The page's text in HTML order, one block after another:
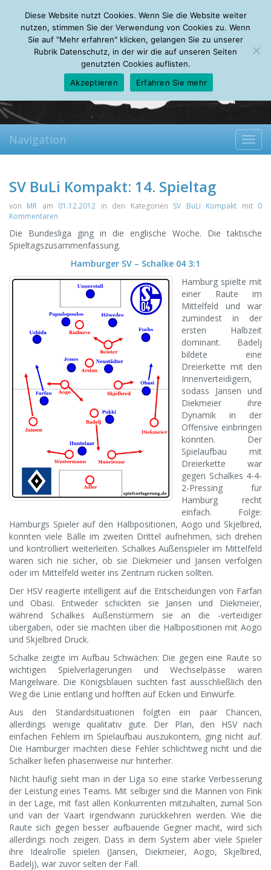
Monday, 10.08.2026
Mein Account
About Autoren Leseempfehlungen FAQ
Navigation
SV BuLi Kompakt: 14. Spieltag
von MR am 01.12.2012 in den Kategorien SV BuLi Kompakt mit 0
Kommentaren
Die Bundesliga ging in die englische Woche. Die taktische
Spieltagszusammenfassung.
Hamburger SV – Schalke 04 3:1
Hamburg spielte mit
einer Raute im
Mittelfeld und war
zumindest in der
ersten Halbzeit
dominant. Badelj
bildete eine
Dreierkette mit den
Innenverteidigern,
sodass Jansen und
Diekmeier ihre
Dynamik in der
Offensive einbringen
konnten. Der
Spielaufbau mit
Dreierkette war
gegen Schalkes 4-4-
2-Pressing für
Hamburg recht
einfach. Folge:
Hamburgs Spieler auf den Halbpositionen, Aogo und Skjelbred,
konnten viele Bälle im zweiten Drittel aufnehmen, sich drehen
und kontrolliert weiterleiten. Schalkes Außenspieler im Mittelfeld
waren sich nie sicher, ob sie Diekmeier und Jansen verfolgen
oder im Mittelfeld weiter ins Zentrum rücken sollten.
Der HSV reagierte intelligent auf die Entscheidungen von Farfan
und Obasi. Entweder schickten sie Jansen und Diekmeier,
während Schalkes Außenstürmern sie an die -verteidiger
übergaben, oder sie machten über die Halbpositionen mit Aogo
und Skjelbred Druck.
Schalke zeigte im Aufbau Schwächen: Die gegen eine Raute so
wichtigen Spielverlagerungen und Wechselpässe waren
Mangelware. Die Königsblauen suchten fast ausschließlich den
Weg die Linie entlang und hofften auf Ecken und Einwürfe.
Aus den Standardsituationen folgten ein paar Chancen,
allerdings wenige qualitativ gute. Der Plan, den HSV nach
einfachen Fehlern im Spielaufbau auszukontern, ging nicht auf.
Die Hamburger machten diese Fehler schlichtweg nicht und die
Schalker liefen phasenweise nur hinterher.
Nicht häufig sieht man in der Liga so eine starke Verbesserung
der Leistung eines Teams. Mit selbiger sind die Mannen von Fink
in der Lage, mit fast allen Konkurrenten mitzuhalten, zumal Son
und van der Vaart irgendwann zurückkehren werden. Wie die
Raute sich gegen besser aufbauende Gegner macht, wird sich
allerdings noch zeigen. Dass in dem System aber viele Spieler
ihre Idealrolle spielen (Jansen, Diekmeier, Aogo, Skjelbred,
Badelj), war zuvor selten der Fall.
Diese Website nutzt Cookies. Wenn Sie die Website weiter
nutzen, stimmen Sie der Verwendung von Cookies zu. Wenn
Sie auf "Mehr erfahren" klicken, gelangen Sie zu unserer
Rubrik Datenschutz, in der wir die auf unseren Seiten
genutzten Cookies auflisten.
Akzeptieren
Erfahren Sie mehr